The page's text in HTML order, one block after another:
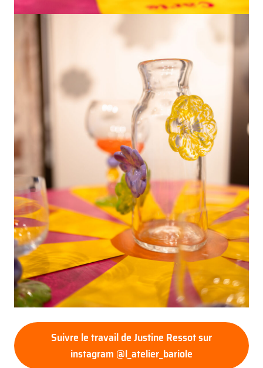
Suivre le travail de Justine Ressot sur
instagram @l_atelier_bariole